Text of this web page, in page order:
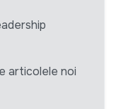
articolele noi